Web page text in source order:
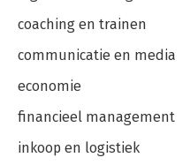
coaching en trainen
communicatie en media
economie
financieel management
inkoop en logistiek